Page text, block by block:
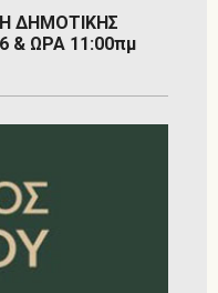
ΔΗΜΟΤΙΚΗΣ
& ΩΡΑ 11:00πμ